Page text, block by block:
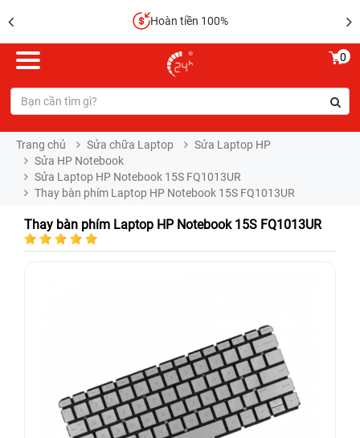
Hoàn tiền 100%
0
Trang chủ Sửa chữa Laptop
Sửa Laptop HP
Sửa HP Notebook
Sửa Laptop HP Notebook 15S FQ1013UR
Thay bàn phím Laptop HP Notebook 15S FQ1013UR
Thay bàn phím Laptop HP Notebook 15S FQ1013UR